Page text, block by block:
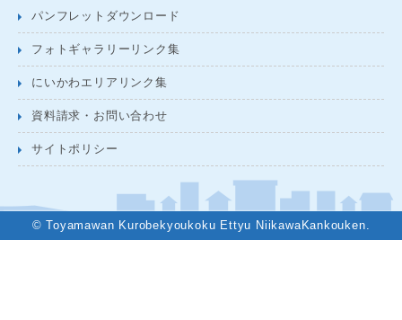
パンフレットダウンロード
フォトギャラリーリンク集
にいかわエリアリンク集
資料請求・お問い合わせ
サイトポリシー
© Toyamawan Kurobekyoukoku Ettyu NiikawaKankouken.